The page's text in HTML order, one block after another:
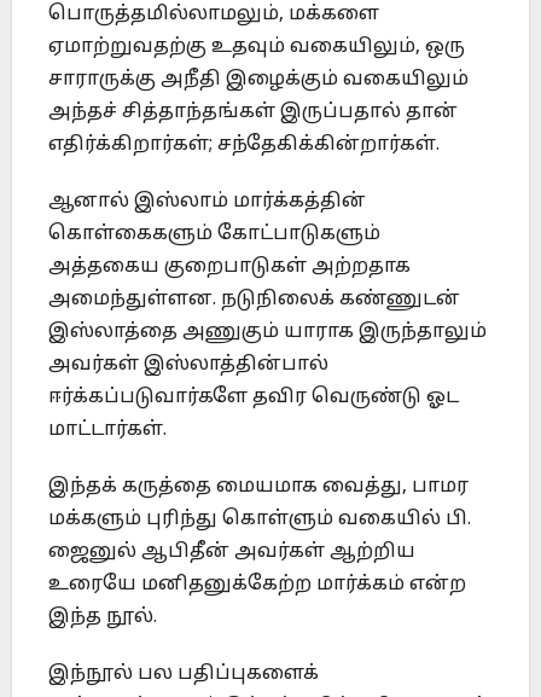
பொருத்தமில்லாமலும், மக்களை
ஏமாற்றுவதற்கு உதவும் வகையிலும், ஒரு
சாராருக்கு அநீதி இழைக்கும் வகையிலும்
அந்தச் சித்தாந்தங்கள் இருப்பதால் தான்
எதிர்க்கிறார்கள்; சந்தேகிக்கின்றார்கள்.
ஆனால் இஸ்லாம் மார்க்கத்தின்
கொள்கைகளும் கோட்பாடுகளும்
அத்தகைய குறைபாடுகள் அற்றதாக
அமைந்துள்ளன. நடுநிலைக் கண்ணுடன்
இஸ்லாத்தை அணுகும் யாராக இருந்தாலும்
அவர்கள் இஸ்லாத்தின்பால்
ஈர்க்கப்படுவார்களே தவிர வெருண்டு ஓட
மாட்டார்கள்.
இந்தக் கருத்தை மையமாக வைத்து, பாமர
மக்களும் புரிந்து கொள்ளும் வகையில் பி.
ஜைனுல் ஆபிதீன் அவர்கள் ஆற்றிய
உரையே மனிதனுக்கேற்ற மார்க்கம் என்ற
இந்த நூல்.
இந்நூல் பல பதிப்புகளைக்